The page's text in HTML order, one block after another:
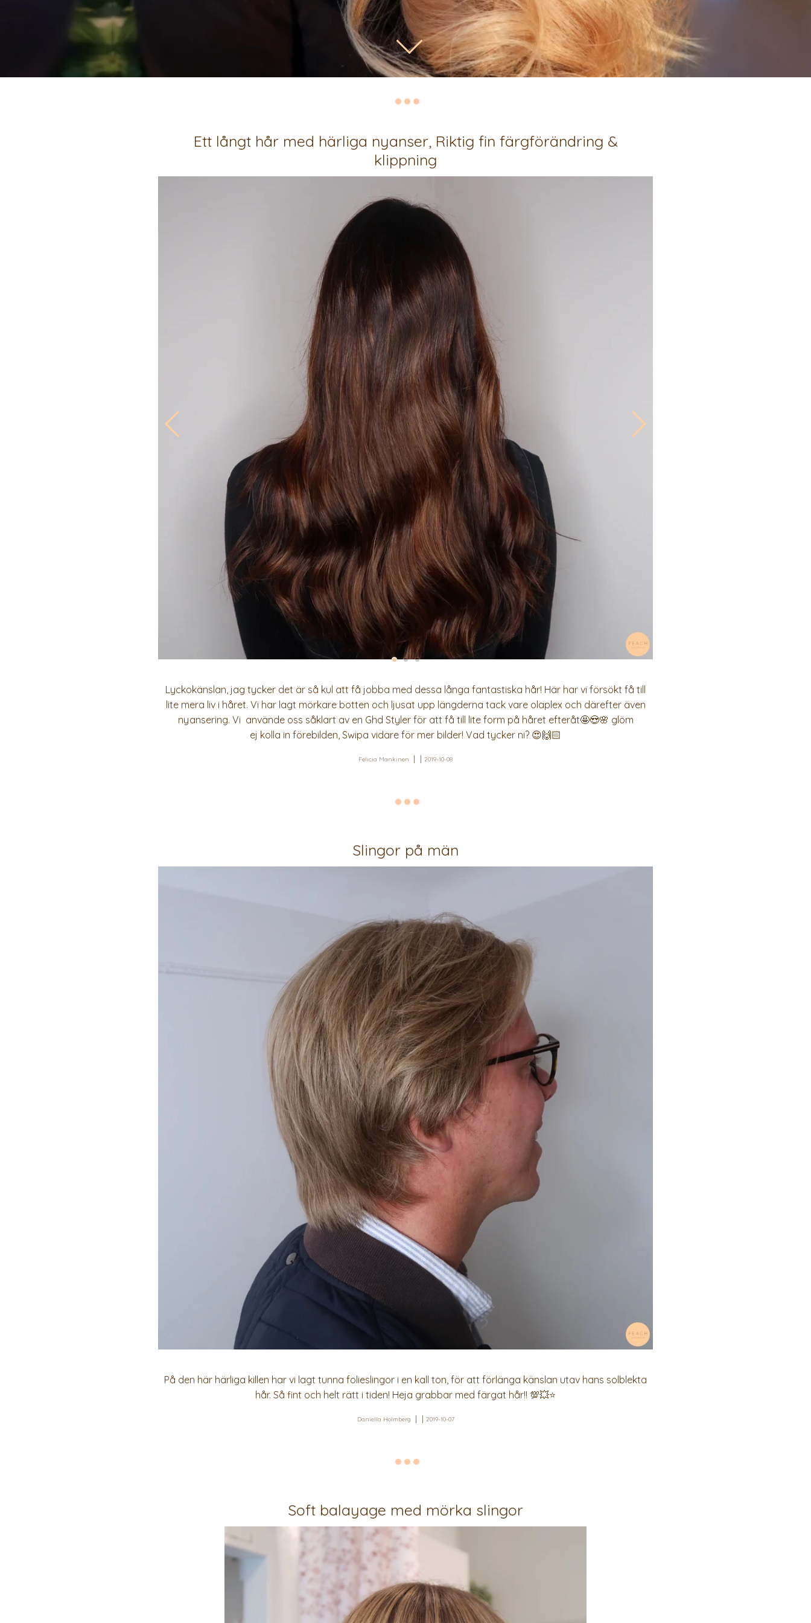
Ett långt hår med härliga nyanser, Riktig fin färgförändring &
klippning
Lyckokänslan, jag tycker det är så kul att få jobba med dessa långa fantastiska hår! Här har vi försökt få till
lite mera liv i håret. Vi har lagt mörkare botten och ljusat upp längderna tack vare olaplex och därefter även
nyansering. Vi använde oss såklart av en Ghd Styler för att få till lite form på håret efteråt🤩😍🌸 glöm
ej kolla in förebilden, Swipa vidare för mer bilder! Vad tycker ni? 😍🙌🏻
Felicia Mankinen 2019-10-08
Slingor på män
På den här härliga killen har vi lagt tunna folieslingor i en kall ton, för att förlänga känslan utav hans solblekta
hår. Så fint och helt rätt i tiden! Heja grabbar med färgat hår!! 💯💥⭐️
Daniella Holmberg 2019-10-07
Soft balayage med mörka slingor